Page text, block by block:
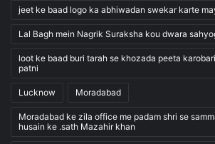
jeet ke baad logo ka abhiwadan swekar karte
Lal Bagh mein Nagrik Suraksha kou dwara
loot ke baad buri tarah se khozada peeta
patni
Lucknow Moradabad
Moradabad ke zila office me padam shri se
husain ke .sath Mazahir khan